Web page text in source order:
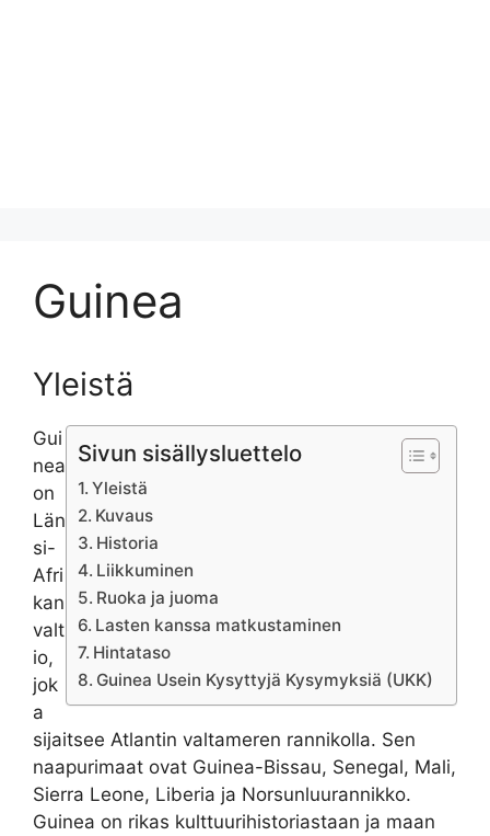
Guinea
Yleistä
Sivun sisällysluettelo
Yleistä
Kuvaus
Historia
Liikkuminen
Ruoka ja juoma
Lasten kanssa matkustaminen
Hintataso
Guinea Usein Kysyttyjä Kysymyksiä (UKK)
Gui
nea
on
Län
si-
Afri
kan
valt
io,
jok
a
sijaitsee Atlantin valtameren rannikolla. Sen
naapurimaat ovat Guinea-Bissau, Senegal, Mali,
Sierra Leone, Liberia ja Norsunluurannikko.
Guinea on rikas kulttuurihistoriastaan ja maan